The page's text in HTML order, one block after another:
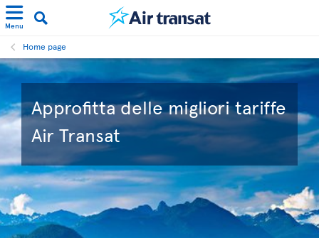
Menu
Home page
Approfitta delle migliori tariffe
Air Transat